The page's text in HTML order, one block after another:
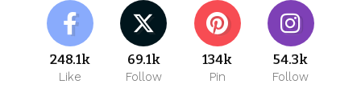
248.1k
Like
69.1k
Follow
134k
Pin
54.3k
Follow